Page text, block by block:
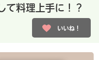
て料理上手に！？
いいね！